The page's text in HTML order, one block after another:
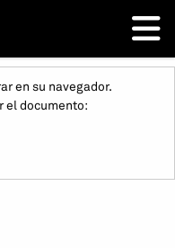
en su navegador.
el documento: